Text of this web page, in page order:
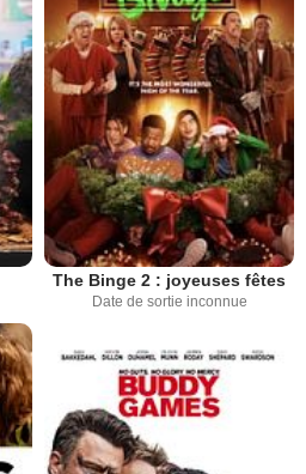
The Binge 2 : joyeuses fêtes
Date de sortie inconnue